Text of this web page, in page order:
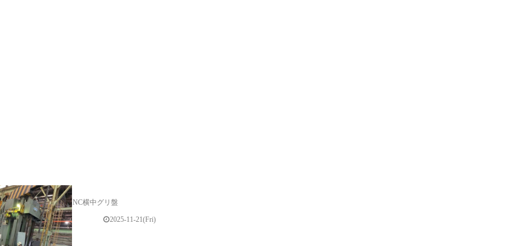
NC横中グリ盤
2025-11-21(Fri)